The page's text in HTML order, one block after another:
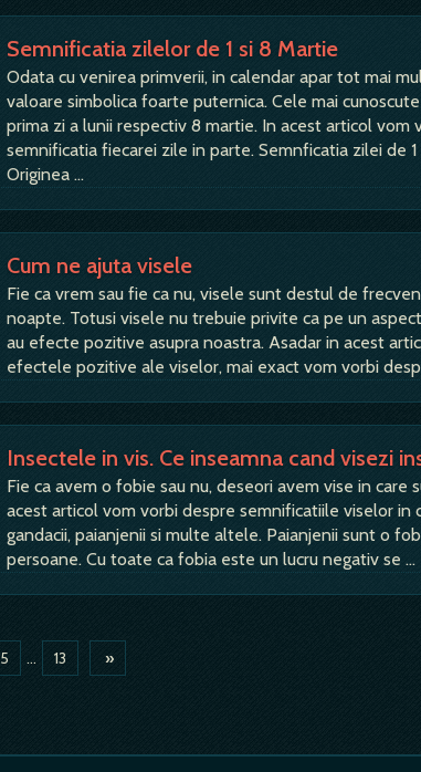
Semnificatia zilelor de 1 si 8 Martie
Odata cu venirea primverii, in calendar apar tot mai
valoare simbolica foarte puternica. Cele mai
prima zi a lunii respectiv 8 martie. In acest articol vom
semnificatia fiecarei zile in parte. Semnficatia zilei de
Originea …
Cum ne ajuta visele
Fie ca vrem sau fie ca nu, visele sunt destul de
noapte. Totusi visele nu trebuie privite ca pe un
au efecte pozitive asupra noastra. Asadar in acest
efectele pozitive ale viselor, mai exact vom vorbi
Insectele in vis. Ce inseamna cand visezi
Fie ca avem o fobie sau nu, deseori avem vise in
acest articol vom vorbi despre semnificatiile viselor in
gandacii, paianjenii si multe altele. Paianjenii sunt o
persoane. Cu toate ca fobia este un lucru negativ se …
5 ... 13 »